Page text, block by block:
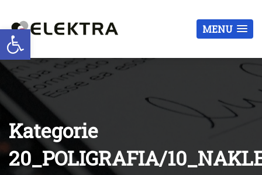
Otwórz pasek narzędzi MENU
Kategorie
20_POLIGRAFIA/